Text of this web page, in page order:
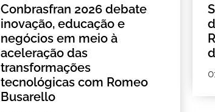
Conbrasfran 2026 debate
inovação, educação e
negócios em meio à
aceleração das
transformações
tecnológicas com Romeo
Busarello